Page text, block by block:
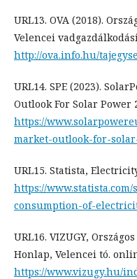
URL13. OVA (2018).
Velencei
http://ova.info.hu/
URL14. SPE (2023).
Outlook For Solar Power
https://
market-outlook-for-
URL15. Statista,
https://
consumption-of-
URL16. VIZUGY,
Honlap, Velencei tó.
https://www.vizugy.hu/